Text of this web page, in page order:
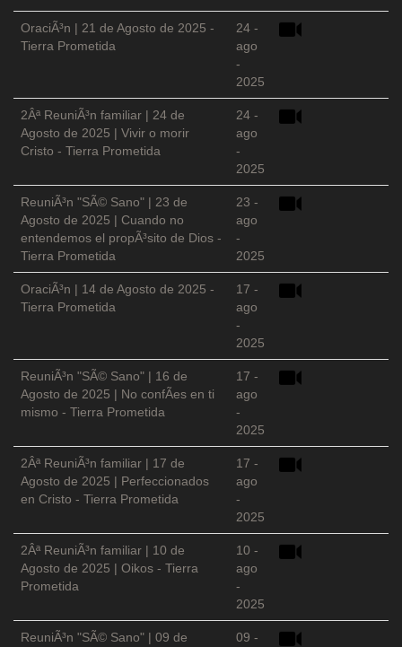
OraciÃ³n | 21 de Agosto de 2025 -
Tierra Prometida
24 -
ago
-
2025
2Âª ReuniÃ³n familiar | 24 de
Agosto de 2025 | Vivir o morir
Cristo - Tierra Prometida
24 -
ago
-
2025
ReuniÃ³n "SÃ© Sano" | 23 de
Agosto de 2025 | Cuando no
entendemos el propÃ³sito de Dios -
Tierra Prometida
23 -
ago
-
2025
OraciÃ³n | 14 de Agosto de 2025 -
Tierra Prometida
17 -
ago
-
2025
ReuniÃ³n "SÃ© Sano" | 16 de
Agosto de 2025 | No confÃ­es en ti
mismo - Tierra Prometida
17 -
ago
-
2025
2Âª ReuniÃ³n familiar | 17 de
Agosto de 2025 | Perfeccionados
en Cristo - Tierra Prometida
17 -
ago
-
2025
2Âª ReuniÃ³n familiar | 10 de
Agosto de 2025 | Oikos - Tierra
Prometida
10 -
ago
-
2025
ReuniÃ³n "SÃ© Sano" | 09 de
09 -